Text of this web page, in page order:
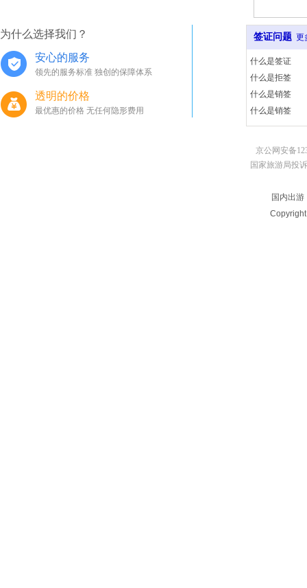
签证问题 更
什么是签证
什么是拒签
什么是销签
什么是销签
为什么选择我们？
安心的服务
领先的服务标准 独创的保障体系
透明的价格
最优惠的价格 无任何隐形费用
京公网安备
国家旅游局投
国内出游